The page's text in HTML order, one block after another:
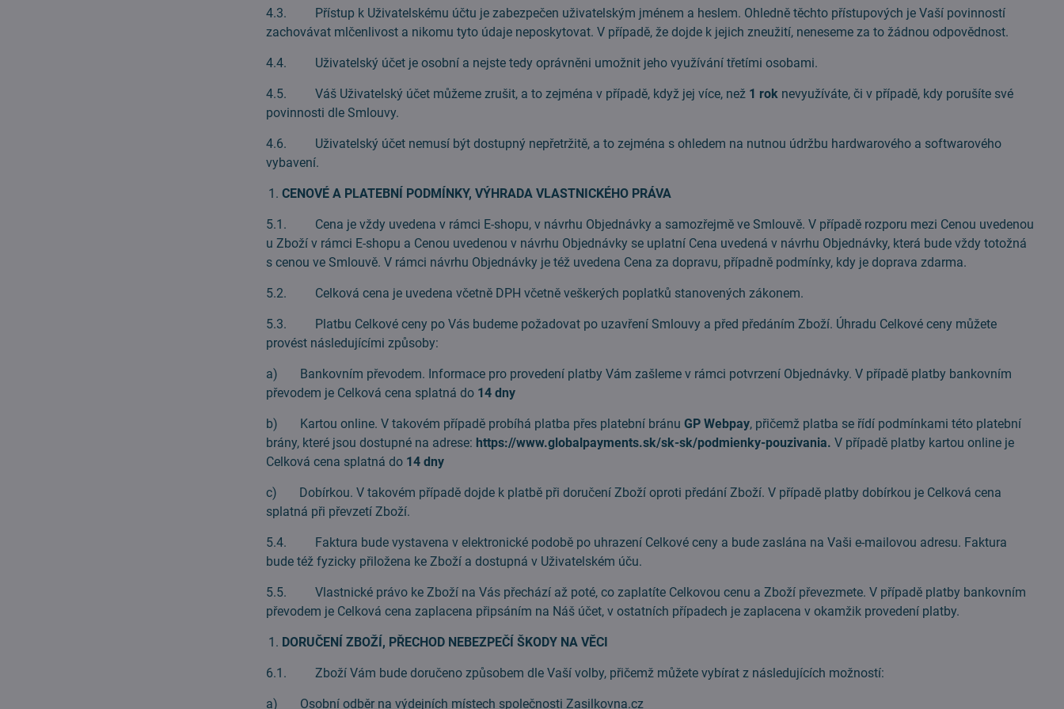
4.3. Přístup k Uživatelskému účtu je zabezpečen uživatelským jménem a heslem. Ohledně těchto přístupových je Vaší povinností
zachovávat mlčenlivost a nikomu tyto údaje neposkytovat. V případě, že dojde k jejich zneužití, neneseme za to žádnou odpovědnost.
4.4. Uživatelský účet je osobní a nejste tedy oprávněni umožnit jeho využívání třetími osobami.
4.5. Váš Uživatelský účet můžeme zrušit, a to zejména v případě, když jej více, než 1 rok nevyužíváte, či v případě, kdy porušíte své
povinnosti dle Smlouvy.
4.6. Uživatelský účet nemusí být dostupný nepřetržitě, a to zejména s ohledem na nutnou údržbu hardwarového a softwarového
vybavení.
CENOVÉ A PLATEBNÍ PODMÍNKY, VÝHRADA VLASTNICKÉHO PRÁVA
5.1. Cena je vždy uvedena v rámci E-shopu, v návrhu Objednávky a samozřejmě ve Smlouvě. V případě rozporu mezi Cenou uvedenou
u Zboží v rámci E-shopu a Cenou uvedenou v návrhu Objednávky se uplatní Cena uvedená v návrhu Objednávky, která bude vždy totožná
s cenou ve Smlouvě. V rámci návrhu Objednávky je též uvedena Cena za dopravu, případně podmínky, kdy je doprava zdarma.
5.2. Celková cena je uvedena včetně DPH včetně veškerých poplatků stanovených zákonem.
5.3. Platbu Celkové ceny po Vás budeme požadovat po uzavření Smlouvy a před předáním Zboží. Úhradu Celkové ceny můžete
provést následujícími způsoby:
a) Bankovním převodem. Informace pro provedení platby Vám zašleme v rámci potvrzení Objednávky. V případě platby bankovním
převodem je Celková cena splatná do 14 dny
b) Kartou online. V takovém případě probíhá platba přes platební bránuGP Webpay, přičemž platba se řídí podmínkami této platební
brány, které jsou dostupné na adrese: https://www.globalpayments.sk/sk-sk/podmienky-pouzivania.V případě platby kartou online je
Celková cena splatná do 14 dny
c) Dobírkou. V takovém případě dojde k platbě při doručení Zboží oproti předání Zboží. V případě platby dobírkou je Celková cena
splatná při převzetí Zboží.
5.4. Faktura bude vystavena v elektronické podobě po uhrazení Celkové ceny a bude zaslána na Vaši e-mailovou adresu. Faktura
bude též fyzicky přiložena ke Zboží a dostupná v Uživatelském úču.
5.5. Vlastnické právo ke Zboží na Vás přechází až poté, co zaplatíte Celkovou cenu a Zboží převezmete. V případě platby bankovním
převodem je Celková cena zaplacena připsáním na Náš účet, v ostatních případech je zaplacena v okamžik provedení platby.
DORUČENÍ ZBOŽÍ, PŘECHOD NEBEZPEČÍ ŠKODY NA VĚCI
6.1. Zboží Vám bude doručeno způsobem dle Vaší volby, přičemž můžete vybírat z následujících možností:
a) Osobní odběr na výdejních místech společnosti Zasilkovna.cz